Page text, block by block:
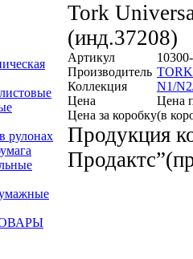
рулонах
Tork
(инд.37208)
Артикул
Производитель
Коллекция
N1/
Цена
Цена
Цена за коробку(в
Продукция